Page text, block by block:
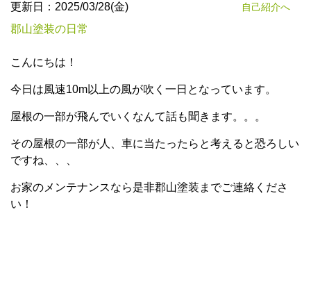
自己紹介へ
更新日：2025/03/28(金)
郡山塗装の日常
こんにちは！
今日は風速10m以上の風が吹く一日となっています。
屋根の一部が飛んでいくなんて話も聞きます。。。
その屋根の一部が人、車に当たったらと考えると恐ろしい
ですね、、、
お家のメンテナンスなら是非郡山塗装までご連絡くださ
い！